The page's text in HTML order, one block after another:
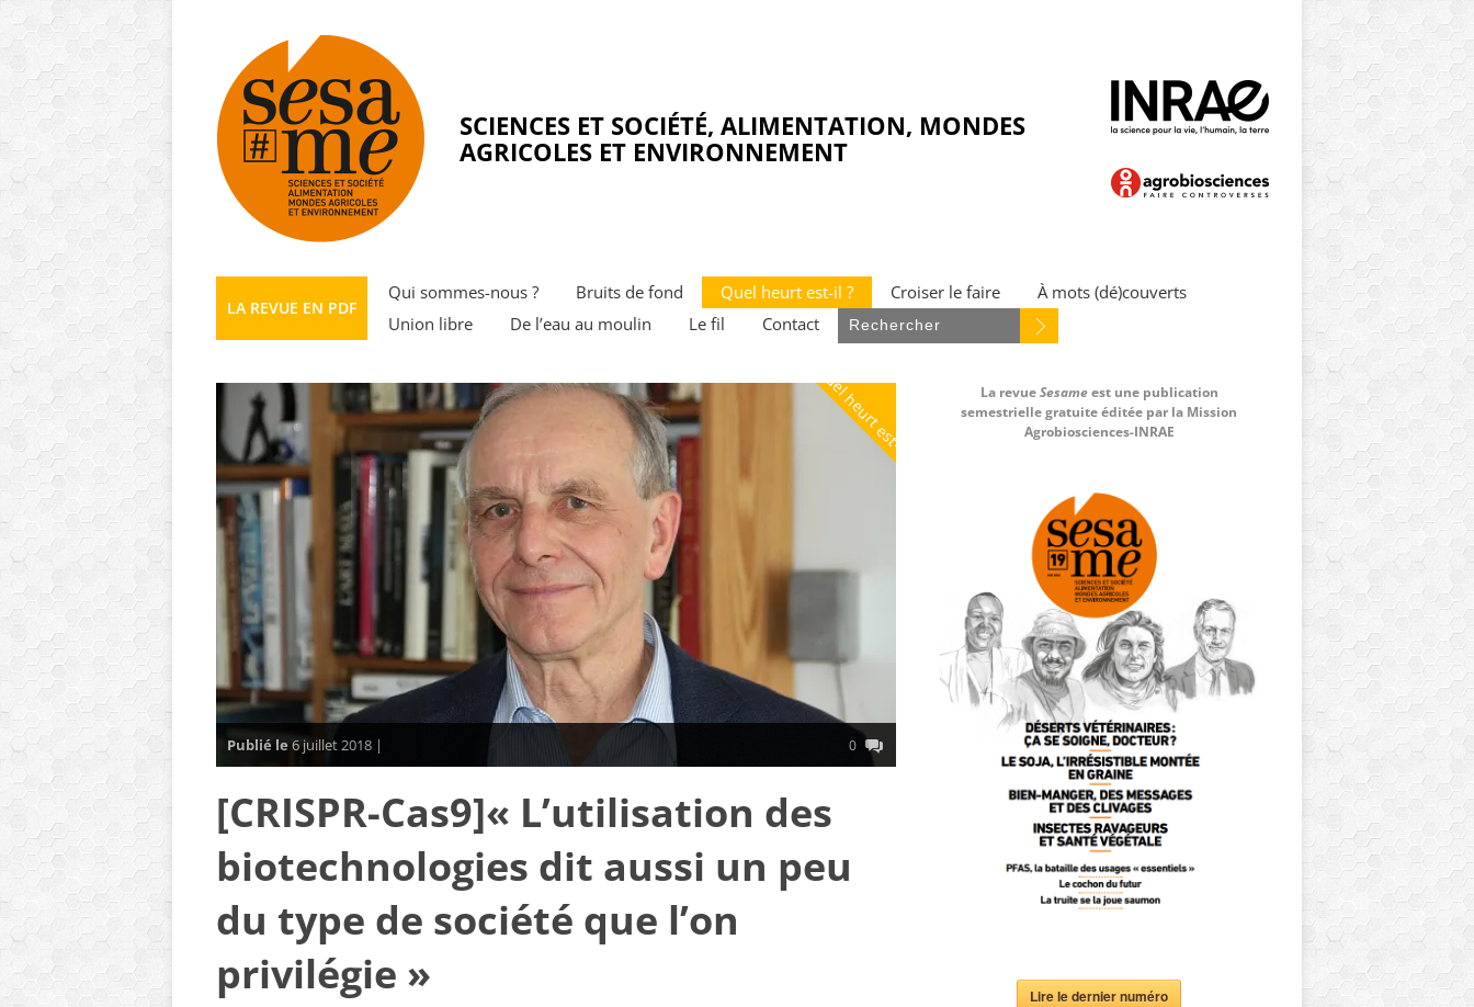
SCIENCES ET SOCIÉTÉ, ALIMENTATION, MONDES
AGRICOLES ET ENVIRONNEMENT
LA REVUE EN PDF
Qui sommes-nous ? Bruits de fond Quel heurt est-il ? Croiser le faire
À mots (dé)couverts
Union libre
De l’eau au moulin Le fil Contact
Quel heurt est-il ?
Publié le6 juillet 2018 | 0
[CRISPR-Cas9]« L’utilisation des
biotechnologies dit aussi un peu
du type de société que l’on
privilégie »
La revueSesameest une publication
semestrielle gratuite éditée par la Mission
Agrobiosciences-INRAE
Lire le dernier numéro